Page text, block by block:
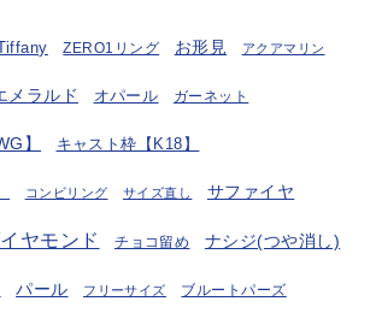
Tiffany ZERO1リング お形見 アクアマリン
メラルド オパール ガーネット
】 キャスト枠【K18】
コンビリング サイズ直し サファイヤ
ヤモンド チョコ留め ナシジ(つや消し)
パール フリーサイズ ブルートパーズ